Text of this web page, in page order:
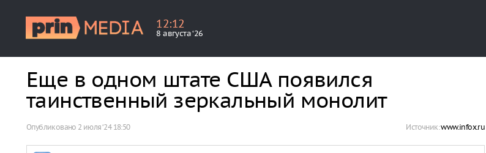
12:12
8 августа ‘26
Еще в одном штате США появился
таинственный зеркальный монолит
Опубликовано 2 июля ‘24 18:50 Источник:www.infox.ru